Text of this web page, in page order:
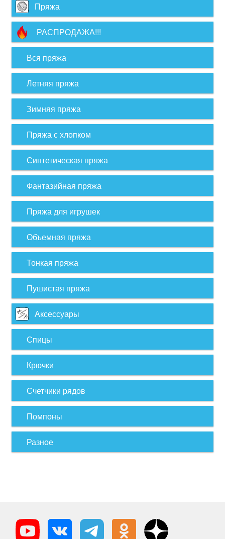
Пряжа
РАСПРОДАЖА!!!
Вся пряжа
Летняя пряжа
Зимняя пряжа
Пряжа с хлопком
Синтетическая пряжа
Фантазийная пряжа
Пряжа для игрушек
Объемная пряжа
Тонкая пряжа
Пушистая пряжа
Аксессуары
Спицы
Крючки
Счетчики рядов
Помпоны
Разное